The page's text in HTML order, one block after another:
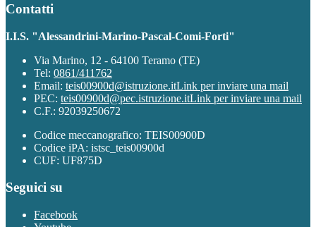
Contatti
I.I.S. "Alessandrini-Marino-Pascal-Comi-Forti"
Via Marino, 12 - 64100 Teramo (TE)
Tel: 0861/411762
Email: teis00900d@istruzione.itLink per inviare una mail
PEC: teis00900d@pec.istruzione.itLink per inviare una mail
C.F.: 92039250672
Codice meccanografico: TEIS00900D
Codice iPA: istsc_teis00900d
CUF: UF875D
Seguici su
Facebook